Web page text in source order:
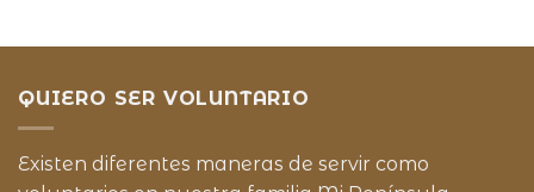
QUIERO SER VOLUNTARIO
Existen diferentes maneras de servir como